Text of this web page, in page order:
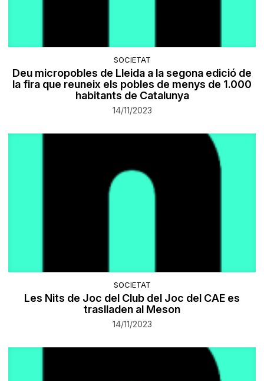
SOCIETAT
Deu micropobles de Lleida a la segona edició de
la fira que reuneix els pobles de menys de 1.000
habitants de Catalunya
14/11/2023
SOCIETAT
Les Nits de Joc del Club del Joc del CAE es
traslladen al Meson
14/11/2023